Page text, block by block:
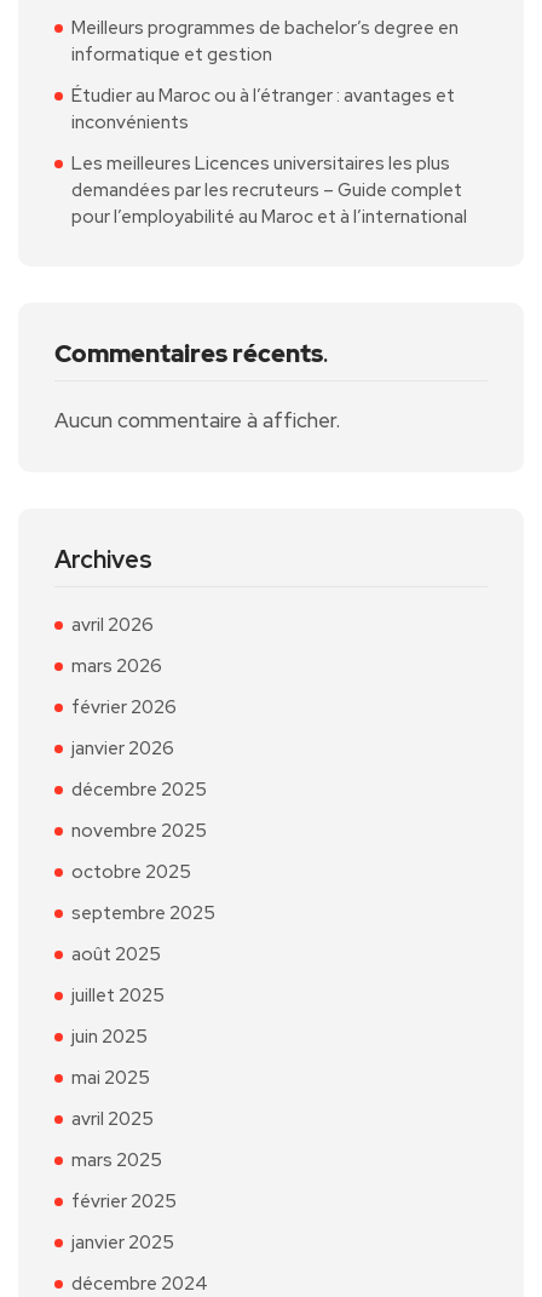
Meilleurs programmes de bachelor’s degree en
informatique et gestion
Étudier au Maroc ou à l’étranger : avantages et
inconvénients
Les meilleures Licences universitaires les plus
demandées par les recruteurs – Guide complet
pour l’employabilité au Maroc et à l’international
Commentaires récents.
Aucun commentaire à afficher.
Archives
avril 2026
mars 2026
février 2026
janvier 2026
décembre 2025
novembre 2025
octobre 2025
septembre 2025
août 2025
juillet 2025
juin 2025
mai 2025
avril 2025
mars 2025
février 2025
janvier 2025
décembre 2024